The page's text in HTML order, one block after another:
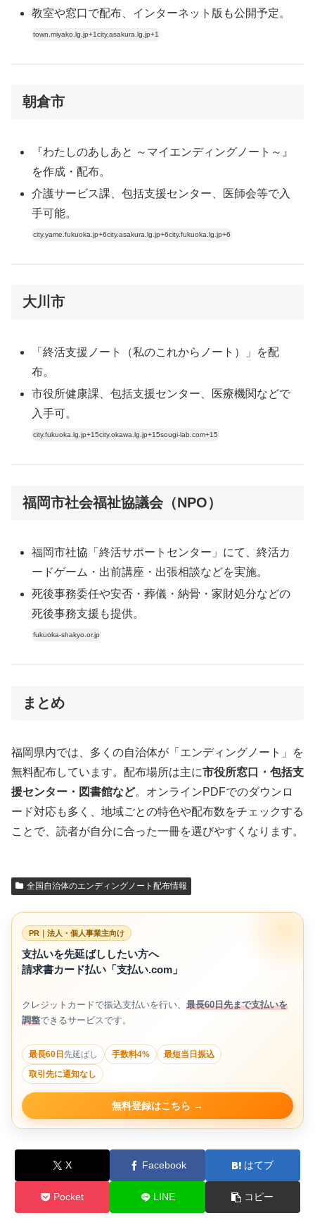
教室や窓口で配布、インターネット版も公開予定。
town.miyako.lg.jp+1city.asakura.lg.jp+1
朝倉市
『わたしのあしあと ～マイエンディングノート～』
を作成・配布。
介護サービス課、包括支援センター、医師会等で入
手可能。
city.yame.fukuoka.jp+6city.asakura.lg.jp+6city.fukuoka.lg.jp+6
大川市
「終活支援ノート（私のこれからノート）」を配
布。
市役所健康課、包括支援センター、医療機関などで
入手可。
city.fukuoka.lg.jp+15city.okawa.lg.jp+15sougi-lab.com+15
福岡市社会福祉協議会（NPO）
福岡市社協「終活サポートセンター」にて、終活カ
ードゲーム・出前講座・出張相談などを実施。
死後事務委任や安否・葬儀・納骨・家財処分などの
死後事務支援も提供。
fukuoka-shakyo.or.jp
まとめ
福岡県内では、多くの自治体が「エンディングノート」を
無料配布しています。配布場所は主に市役所窓口・包括支
援センター・図書館など。オンラインPDFでのダウンロ
ード対応も多く、地域ごとの特色や配布数をチェックする
ことで、読者が自分に合った一冊を選びやすくなります。
全国自治体のエンディングノート配布情報
PR｜法人・個人事業主向け
支払いを先延ばししたい方へ
請求書カード払い「支払い.com」
クレジットカードで振込支払いを行い、 最長60日先まで支払いを
調整できるサービスです。
最長60日 先延ばし 手数料4%
最短当日振込
取引先に通知なし
無料登録はこちら
X Facebook はてブ
Pocket LINE コピー